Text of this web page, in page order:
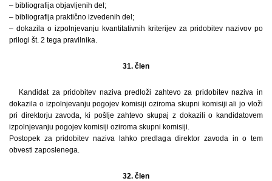
– bibliografija objavljenih del;
– bibliografija praktično izvedenih del;
– dokazila o izpolnjevanju kvantitativnih kriterijev za pridobitev nazivov po
prilogi št. 2 tega pravilnika.
31. člen
Kandidat za pridobitev naziva predloži zahtevo za pridobitev naziva in
dokazila o izpolnjevanju pogojev komisiji oziroma skupni komisiji ali jo vloži
pri direktorju zavoda, ki pošlje zahtevo skupaj z dokazili o kandidatovem
izpolnjevanju pogojev komisiji oziroma skupni komisiji.
Postopek za pridobitev naziva lahko predlaga direktor zavoda in o tem
obvesti zaposlenega.
32. člen